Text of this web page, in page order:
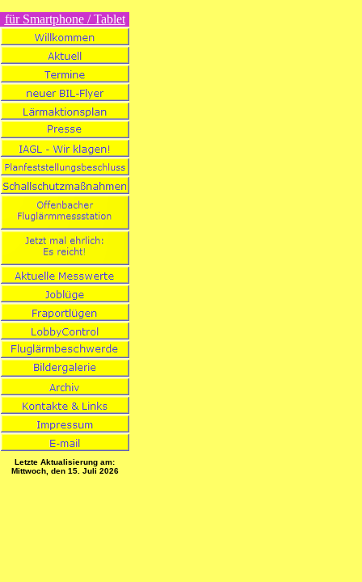
für Smartphone / Tablet
Letzte Aktualisierung am:
Mittwoch, den 15. Juli 2026